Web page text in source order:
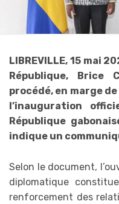
LIBREVILLE, 15 mai
République, Brice
procédé, en marge de
l’inauguration
République
indique un
Selon le document,
diplomatique
renforcement des